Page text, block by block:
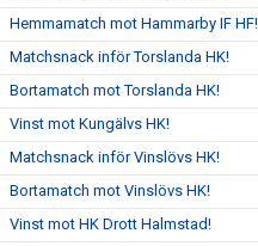
Hemmamatch mot Hammarby IF HF!
Matchsnack inför Torslanda HK!
Bortamatch mot Torslanda HK!
Vinst mot Kungälvs HK!
Matchsnack inför Vinslövs HK!
Bortamatch mot Vinslövs HK!
Vinst mot HK Drott Halmstad!